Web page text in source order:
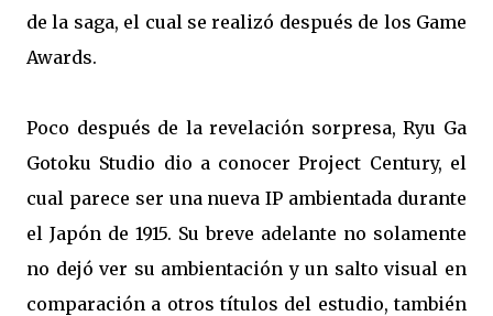
de la saga, el cual se realizó después de los Game
Awards.
Poco después de la revelación sorpresa, Ryu Ga
Gotoku Studio dio a conocer Project Century, el
cual parece ser una nueva IP ambientada durante
el Japón de 1915. Su breve adelante no solamente
no dejó ver su ambientación y un salto visual en
comparación a otros títulos del estudio, también